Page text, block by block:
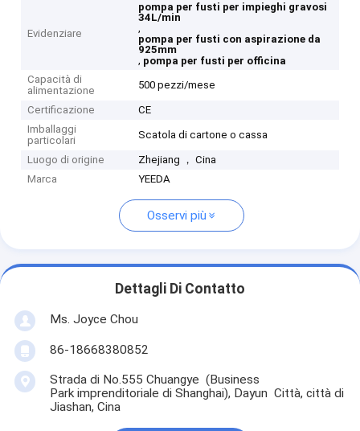
Evidenziare
pompa per fusti per impieghi gravosi
34L/min
,
pompa per fusti con aspirazione da
925mm
, pompa per fusti per officina
Capacità di
alimentazione
500 pezzi/mese
Certificazione
CE
Imballaggi
particolari
Scatola di cartone o cassa
Luogo di origine
Zhejiang ， Cina
Marca
YEEDA
Osservi più
Dettagli Di Contatto
Ms. Joyce Chou
86-18668380852
Strada di No.555 Chuangye (Business
Park imprenditoriale di Shanghai), Dayun Città, città di
Jiashan, Cina